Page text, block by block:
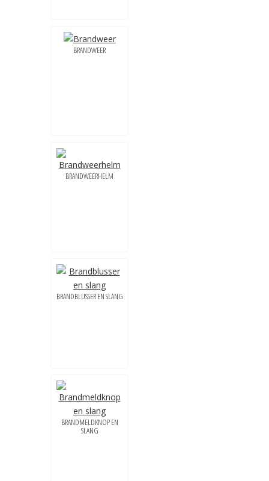
BRANDWEER
BRANDWEERHELM
BRANDBLUSSER EN SLANG
BRANDMELDKNOP EN
SLANG